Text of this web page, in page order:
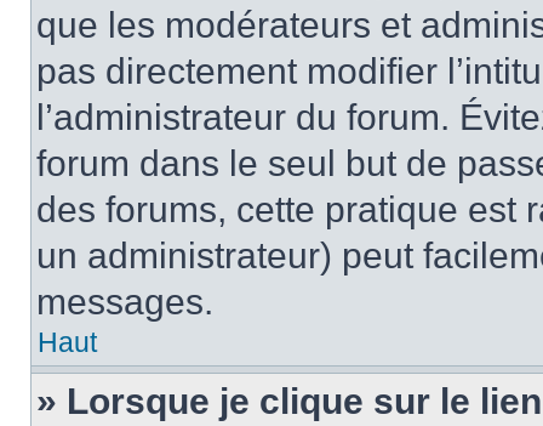
que les modérateurs et
pas directement modifier
l’administrateur du forum.
forum dans le seul but de
des forums, cette pratique est
un administrateur) peut
messages.
Haut
» Lorsque je clique sur le